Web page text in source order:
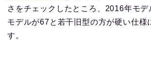
さをチェックしたところ、2016年モ
モデルが67と若干旧型の方が硬い仕様
す。